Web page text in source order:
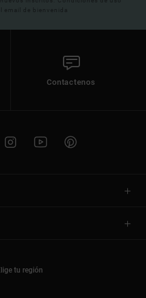
email de bienvenida
Contactenos
tu región